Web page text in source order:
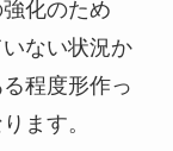
化のため
ない状況か
程度形作っ
ます。